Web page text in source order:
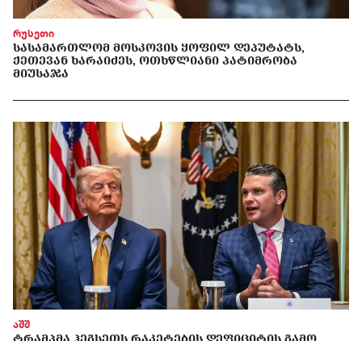
რუსეთი
ᲡᲐᲡᲐᲛᲐᲠᲗᲚᲝᲛ ᲛᲝᲡᲙᲝᲕᲘᲡ ᲧᲝᲤᲘᲚ ᲓᲔᲞᲣᲢᲐᲢᲡ,
ᲥᲔᲗᲔᲕᲐᲜ ᲮᲐᲠᲐᲘᲫᲔᲡ, ᲝᲗᲮᲬᲚᲘᲐᲜᲘ ᲞᲐᲢᲘᲛᲠᲝᲑᲐ
ᲛᲘᲣᲡᲐᲯᲐ
აშშ